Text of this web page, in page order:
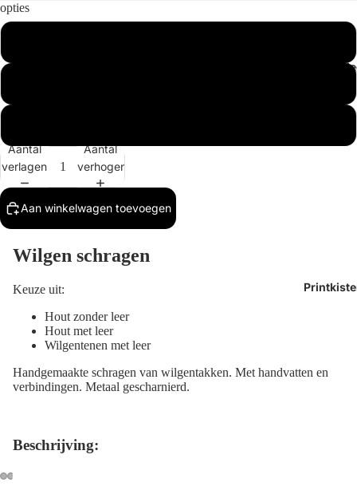
opties
Aantal
verlagen
Aantal
verhogen
Aan winkelwagen toevoegen
Wilgen schragen
Keuze uit:
Hout zonder leer
Hout met leer
Wilgentenen met leer
Handgemaakte schragen van wilgentakken. Met handvatten en
verbindingen. Metaal gescharnierd.
Beschrijving: